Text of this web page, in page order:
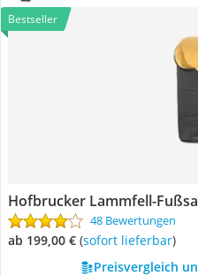
Bestseller
Hofbrucker Lammfell-
48 Bewertungen
ab 199,00 € ( Sofort lieferbar)
Preisvergleich